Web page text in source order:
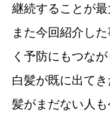
継続することが
また今回紹介し
く予防にもつなが
白髪が既に出て
髪がまだない人